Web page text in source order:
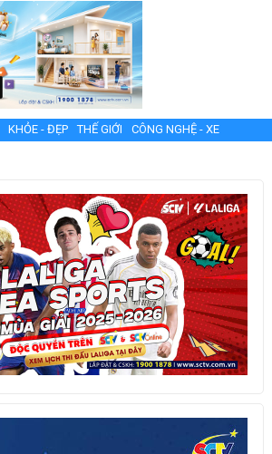
KHỎE - ĐẸP THẾ GIỚI CÔNG NGHỆ - XE